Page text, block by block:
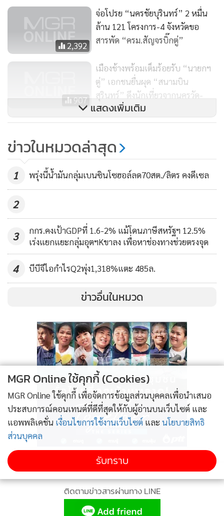
จ.นครราชสีมา ที่กระทรวงฯ จะช่วยต่อยอดได้ เช่น พัฒนาเป็น
เขตประกอบการโกดังการซ่อมตู้คอนเทนเนอร์และโครงกา
รด้านลอจิสติกส์อุตสาหกรรม
นายสมชาย หาญหิรัญ รัฐมนตรีช่วยว่าการกระทรวงอุตสาหกรรม
กล่าวว่า ได้ลงพื้นที่หมู่บ้าน CIV องค์การบริหารส่วนตำบลสวาย
ที่โดดเด่นเรื่องตลาดผ้าไหมใต้ถุนเรือน หมู่บ้าน CIV บ้าน
เจริญสุข อ.เฉลิมพระเกียรติ จ.บุรีรัมย์ ซึ่งมีความโดดเด่นด้าน
วัฒนธรรมและภูมิปัญญาท้องถิ่น โดยกระทรวงอุตสาหกรรมได้
แล้ว)ให้ได้มาตรฐานผลิตภัณฑ์ชุมชน และตรวจเยี่ยมพงษ์พันธ์
ฟาร์มจิ้งหรีด อ.ประโคนชัย จ.บุรีรัมย์ ซึ่งเป็นผู้ประกอบการ
SMEs ที่ได้ขอความช่วยเหลือผ่านศูนย์สนับสนุนและช่วยเหลือ
SME ในด้านเงินทุน และสำนักงานส่งเสริมวิสาหกิจขนาดกลาง
และขนาดย่อม (สสว.) ได้อนุมัติสินเชื่อ Micro SME แล้ว จำนวน
2 แสนบาท
2,392
จ่อโปรย “นครชัยบุรินทร์” 2 หมื่น
ล้าน 121 โครงการ-4 จังหวัดขอ
สารพัด “ครม.สัญจรบิ๊กตู่”
907
เมืองช้างพร้อมเต็มร้อยรับ “นายกฯ
ตู่” เอกชนยื่นผุด “สนามบิน
สุรินทร์” ดึงนักเที่ยวจากนครวัด-
นครธม
4,051
อนาคตภาคใต้ ต้องคนใต้กำหนดเอง!
แสดงเพิ่มเติม
ข่าวในหมวดล่าสุด
1 พรุ่งนี้น้ำมันกลุ่มเบนซินโซฮอล์ลด70สต./ลิตร คงดีเซล
2
3
กกร.คงเป้าGDPที่ 1.6-2% แม้โดนภาษีสหรัฐฯ 12.5%
เร่งแยกแยะกลุ่มอุตฯKขาลง เพื่อหาช่องทางช่วยตรงจุด
4 บีบีจีไอกำไรQ2พุ่ง1,318%แตะ 485ล.
ข่าวอื่นในหมวด
ติดตามข่าวสารผ่านทาง LINE
MGR Online ใช้คุกกี้ (Cookies)
MGR Online ใช้คุกกี้ เพื่อจัดการข้อมูลส่วนบุคคลเพื่อนำเสนอ
ประสบการณ์คอนเทนต์ที่ดีที่สุดให้กับผู้อ่านบนเว็บไซต์ และ
แอพพลิเคชั่น เงื่อนไขการใช้งานเว็บไซต์ และ นโยบายสิทธิ
ส่วนบุคคล
รับทราบ